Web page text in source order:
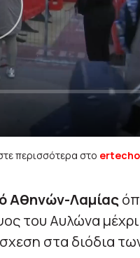
περισσότερα στο
Αθηνών-Λαμίας
του Αυλώνα
στα διόδια